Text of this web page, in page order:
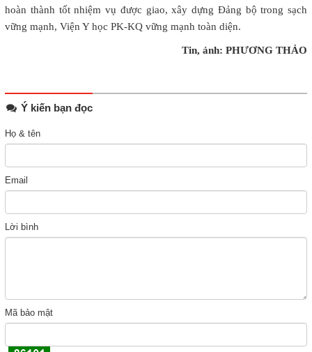
hoàn thành tốt nhiệm vụ được giao, xây dựng Đảng bộ trong sạch
vững mạnh, Viện Y học PK-KQ vững mạnh toàn diện.
Tin, ảnh: PHƯƠNG THẢO
Ý kiến bạn đọc
Họ & tên
Email
Lời bình
Mã bảo mật